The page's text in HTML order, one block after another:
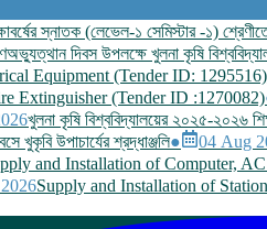
স্নাতক (লেভেল-১ সেমিস্টার -১)
দিবস উপলক্ষে খুলনা কৃষি
Equipment (Tender ID: 1295516)
Extinguisher (Tender ID :1270082)
খুলনা কৃষি বিশ্ববিদ্যালয়ের ২০২৫-২০২৬
খুকৃবি উপাচার্যের শ্রদ্ধাঞ্জলি● 04 Aug
and Installation of Computer,
Supply and Installation of